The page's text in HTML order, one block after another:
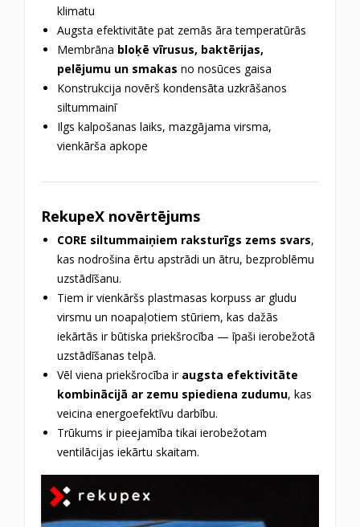
klimatu
Augsta efektivitāte pat zemās āra temperatūrās
Membrāna bloķē vīrusus, baktērijas,
pelējumu un smakas no nosūces gaisa
Konstrukcija novērš kondensāta uzkrāšanos
siltummainī
Ilgs kalpošanas laiks, mazgājama virsma,
vienkārša apkope
RekupeX novērtējums
CORE siltummaiņiem raksturīgs zems svars,
kas nodrošina ērtu apstrādi un ātru, bezproblēmu
uzstādīšanu.
Tiem ir vienkāršs plastmasas korpuss ar gludu
virsmu un noapaļotiem stūriem, kas dažās
iekārtās ir būtiska priekšrocība — īpaši ierobežotā
uzstādīšanas telpā.
Vēl viena priekšrocība ir augsta efektivitāte
kombinācijā ar zemu spiediena zudumu, kas
veicina energoefektīvu darbību.
Trūkums ir pieejamība tikai ierobežotam
ventilācijas iekārtu skaitam.